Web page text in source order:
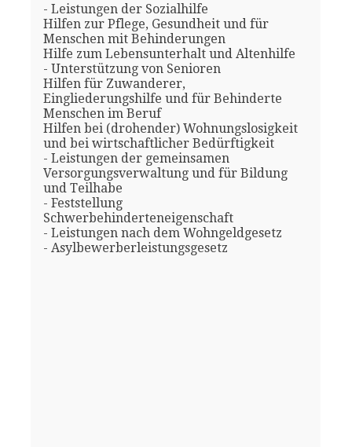
- Leistungen der Sozialhilfe
Hilfen zur Pflege, Gesundheit und für
Menschen mit Behinderungen
Hilfe zum Lebensunterhalt und Altenhilfe
- Unterstützung von Senioren
Hilfen für Zuwanderer,
Eingliederungshilfe und für Behinderte
Menschen im Beruf
Hilfen bei (drohender) Wohnungslosigkeit
und bei wirtschaftlicher Bedürftigkeit
- Leistungen der gemeinsamen
Versorgungsverwaltung und für Bildung
und Teilhabe
- Feststellung
Schwerbehinderteneigenschaft
- Leistungen nach dem Wohngeldgesetz
- Asylbewerberleistungsgesetz